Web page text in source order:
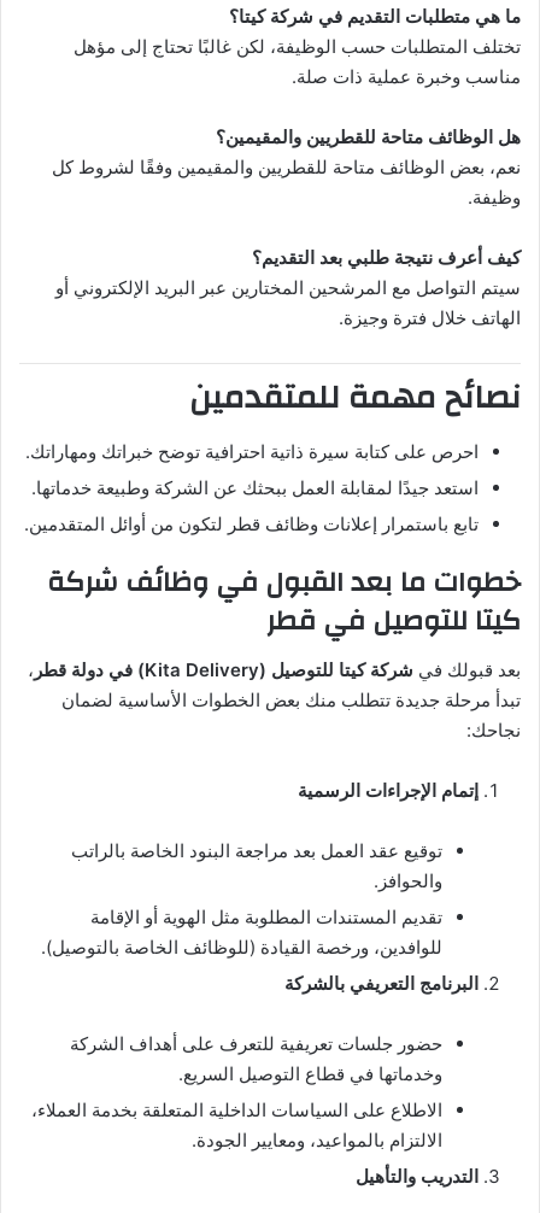
ما هي متطلبات التقديم في شركة كيتا؟
تختلف المتطلبات حسب الوظيفة، لكن غالبًا تحتاج إلى مؤهل
مناسب وخبرة عملية ذات صلة.
هل الوظائف متاحة للقطريين والمقيمين؟
نعم، بعض الوظائف متاحة للقطريين والمقيمين وفقًا لشروط كل
وظيفة.
كيف أعرف نتيجة طلبي بعد التقديم؟
سيتم التواصل مع المرشحين المختارين عبر البريد الإلكتروني أو
الهاتف خلال فترة وجيزة.
نصائح مهمة للمتقدمين
احرص على كتابة سيرة ذاتية احترافية توضح خبراتك ومهاراتك.
استعد جيدًا لمقابلة العمل ببحثك عن الشركة وطبيعة خدماتها.
تابع باستمرار إعلانات وظائف قطر لتكون من أوائل المتقدمين.
خطوات ما بعد القبول في وظائف شركة
كيتا للتوصيل في قطر
بعد قبولك في شركة كيتا للتوصيل (Kita Delivery) في دولة قطر
،
تبدأ مرحلة جديدة تتطلب منك بعض الخطوات الأساسية لضمان
نجاحك:
إتمام الإجراءات الرسمية
توقيع عقد العمل بعد مراجعة البنود الخاصة بالراتب
والحوافز.
تقديم المستندات المطلوبة مثل الهوية أو الإقامة
للوافدين، ورخصة القيادة (للوظائف الخاصة بالتوصيل).
البرنامج التعريفي بالشركة
حضور جلسات تعريفية للتعرف على أهداف الشركة
وخدماتها في قطاع التوصيل السريع.
الاطلاع على السياسات الداخلية المتعلقة بخدمة العملاء،
الالتزام بالمواعيد، ومعايير الجودة.
التدريب والتأهيل